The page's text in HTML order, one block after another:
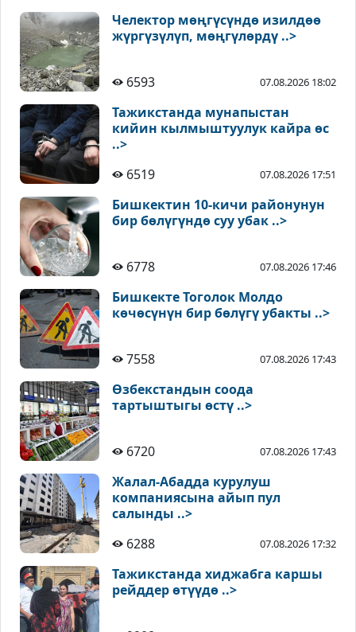
Челектор мөңгүсүндө изилдөө
жүргүзүлүп, мөңгүлөрдү ..>
6593 07.08.2026 18:02
Тажикстанда мунапыстан
кийин кылмыштуулук кайра өс
..>
6519
07.08.2026 17:51
Бишкектин 10-кичи районунун
бир бөлүгүндө суу убак ..>
6778 07.08.2026 17:46
Бишкекте Тоголок Молдо
көчөсүнүн бир бөлүгү убакты ..>
7558 07.08.2026 17:43
Өзбекстандын соода
тартыштыгы өстү ..>
6720 07.08.2026 17:43
Жалал-Абадда курулуш
компаниясына айып пул
салынды ..>
6288
07.08.2026 17:32
Тажикстанда хиджабга каршы
рейддер өтүүдө ..>